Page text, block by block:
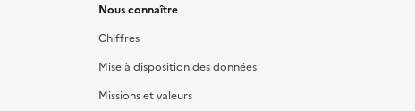
Nous connaître
Chiffres
Mise à disposition des données
Missions et valeurs